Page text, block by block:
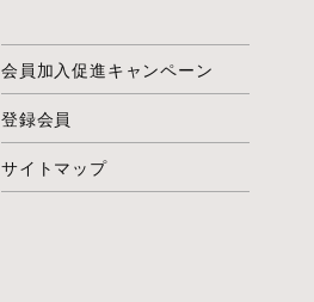
会員加入促進キャンペーン
登録会員
サイトマップ